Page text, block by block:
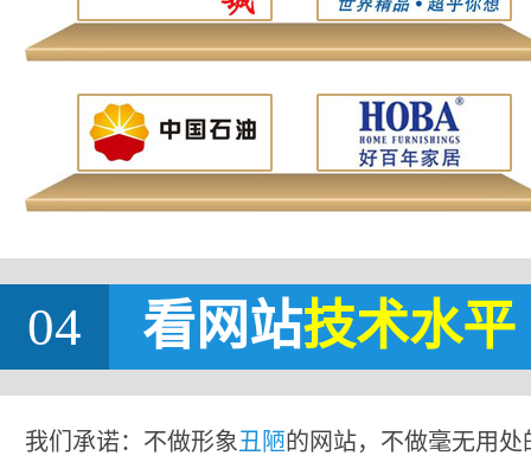
04 看网站技术水平
我们承诺：不做形象丑陋的网站，不做毫无用处